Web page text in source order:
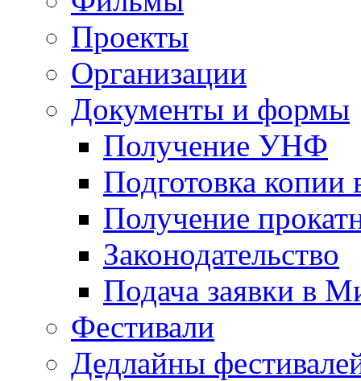
Проекты
Организации
Документы и формы
Получение УНФ
Подготовка копии
Получение
Законодательство
Подача заявки в
Фестивали
Дедлайны